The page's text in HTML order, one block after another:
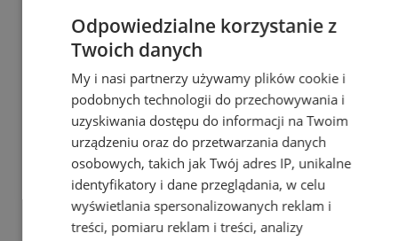
Odpowiedzialne korzystanie z
Twoich danych
My i nasi partnerzy używamy plików cookie i
podobnych technologii do przechowywania i
uzyskiwania dostępu do informacji na Twoim
urządzeniu oraz do przetwarzania danych
osobowych, takich jak Twój adres IP, unikalne
identyfikatory i dane przeglądania, w celu
wyświetlania spersonalizowanych reklam i
treści, pomiaru reklam i treści, analizy